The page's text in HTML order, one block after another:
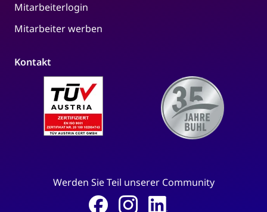
Mitarbeiterlogin
Mitarbeiter werben
Kontakt
Werden Sie Teil unserer Community